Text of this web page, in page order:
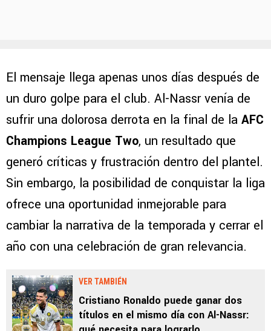
El mensaje llega apenas unos días después de
un duro golpe para el club. Al-Nassr venía de
sufrir una dolorosa derrota en la final de la AFC
Champions League Two, un resultado que
generó críticas y frustración dentro del plantel.
Sin embargo, la posibilidad de conquistar la liga
ofrece una oportunidad inmejorable para
cambiar la narrativa de la temporada y cerrar el
año con una celebración de gran relevancia.
VER TAMBIÉN
Cristiano Ronaldo puede ganar dos
títulos en el mismo día con Al-Nassr: